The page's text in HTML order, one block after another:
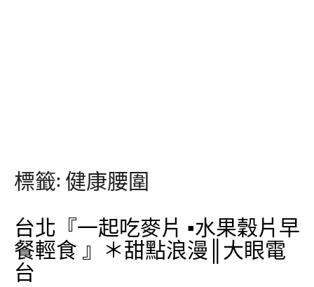
標籤: 健康腰圍
台北『一起吃麥片 ▪水果穀片早
餐輕食 』＊甜點浪漫║大眼電
台